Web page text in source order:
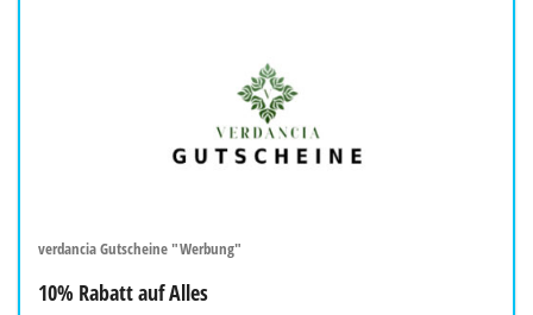
verdancia Gutscheine "Werbung"
10% Rabatt auf Alles